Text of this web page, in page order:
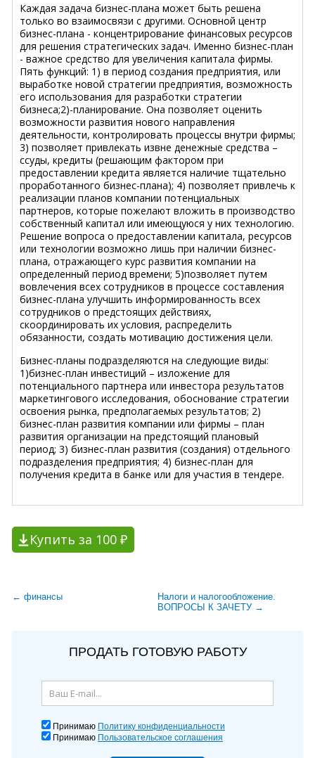
Каждая задача бизнес-плана может быть решена
только во взаимосвязи с другими. Основной центр
бизнес-плана - концентрирование финансовых ресурсов
для решения стратегических задач. Именно бизнес-план
- важное средство для увеличения капитала фирмы.
Пять функций: 1) в период создания предприятия, или
выработке новой стратегии предприятия, возможность
его использования для разработки стратегии
бизнеса;2)-планирование. Она позволяет оценить
возможности развития нового направления
деятельности, контролировать процессы внутри фирмы;
3) позволяет привлекать извне денежные средства –
ссуды, кредиты (решающим фактором при
предоставлении кредита является наличие тщательно
проработанного бизнес-плана); 4) позволяет привлечь к
реализации планов компании потенциальных
партнеров, которые пожелают вложить в производство
собственный капитал или имеющуюся у них технологию.
Решение вопроса о предоставлении капитала, ресурсов
или технологии возможно лишь при наличии бизнес-
плана, отражающего курс развития компании на
определенный период времени; 5)позволяет путем
вовлечения всех сотрудников в процессе составления
бизнес-плана улучшить информированность всех
сотрудников о предстоящих действиях,
скоординировать их условия, распределить
обязанности, создать мотивацию достижения цели.
Бизнес-планы подразделяются на следующие виды:
1)бизнес-план инвестиций – изложение для
потенциального партнера или инвестора результатов
маркетингового исследования, обоснование стратегии
освоения рынка, предполагаемых результатов; 2)
бизнес-план развития компании или фирмы – план
развития организации на предстоящий плановый
период; 3) бизнес-план развития (создания) отдельного
подразделения предприятия; 4) бизнес-план для
получения кредита в банке или для участия в тендере.
Купить за 100 ₽
← финансы
Налоги и налогообложение.
ВОПРОСЫ К ЗАЧЕТУ →
ПРОДАТЬ ГОТОВУЮ РАБОТУ
Принимаю Политику конфиденциальности
Принимаю Пользовательское соглашения